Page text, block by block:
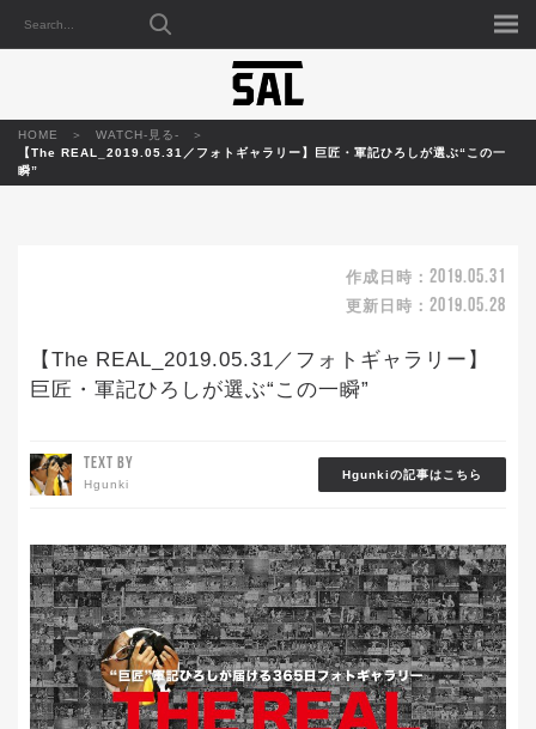
HOME
WATCH-見る-
【The REAL_2019.05.31／フォトギャラリー】巨匠・軍記ひろしが選ぶ“この一
瞬”
作成日時： 2019.05.31
更新日時： 2019.05.28
【The REAL_2019.05.31／フォトギャラリー】
巨匠・軍記ひろしが選ぶ“この一瞬”
TEXT BY
Hgunki
Hgunkiの記事はこちら